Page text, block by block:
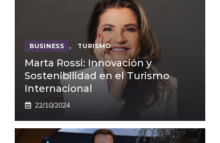
BUSINESS , TURISMO
Marta Rossi: Innovación y
Sostenibilidad en el Turismo
Internacional
22/10/2024